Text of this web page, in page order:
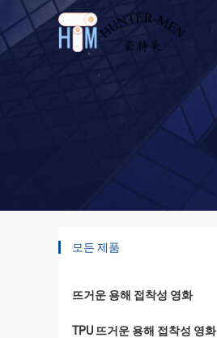
모든 제품
뜨거운 용해 접착성 영화
TPU 뜨거운 용해 접착성 영화